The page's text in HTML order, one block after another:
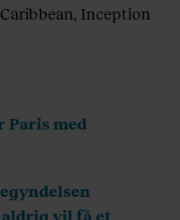
Inception
Paris med
vil få et